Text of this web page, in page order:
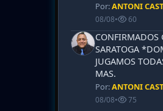
Por:ANTONI
08/08• 60
CONFIRMADOS
SARATOGA
JUGAMOS
MAS.
Por:ANTONI
08/08• 75